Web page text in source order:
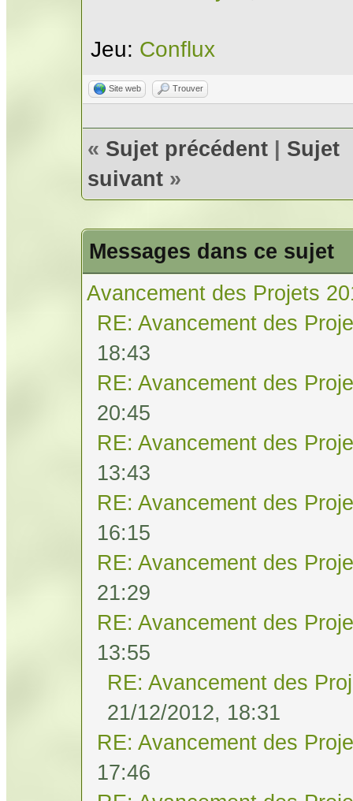
Jeu: Conflux
Site web Trouver
« Sujet précédent | Sujet
suivant »
Messages dans ce sujet
Avancement des Projets
RE: Avancement des
18:43
RE: Avancement des
20:45
RE: Avancement des
13:43
RE: Avancement des
16:15
RE: Avancement des
21:29
RE: Avancement des
13:55
RE: Avancement des
21/12/2012, 18:31
RE: Avancement des
17:46